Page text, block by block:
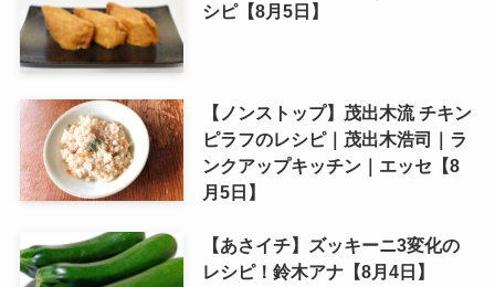
シピ【8月5日】
【ノンストップ】茂出木流 チキン
ピラフのレシピ｜茂出木浩司｜ラ
ンクアップキッチン｜エッセ【8
月5日】
【あさイチ】ズッキーニ3変化の
レシピ！鈴木アナ【8月4日】